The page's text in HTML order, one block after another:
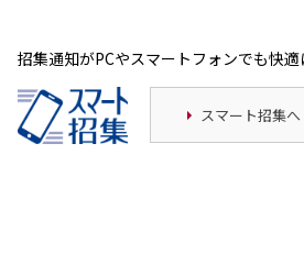
招集通知がPCやスマートフォンでも快
スマート招集へ